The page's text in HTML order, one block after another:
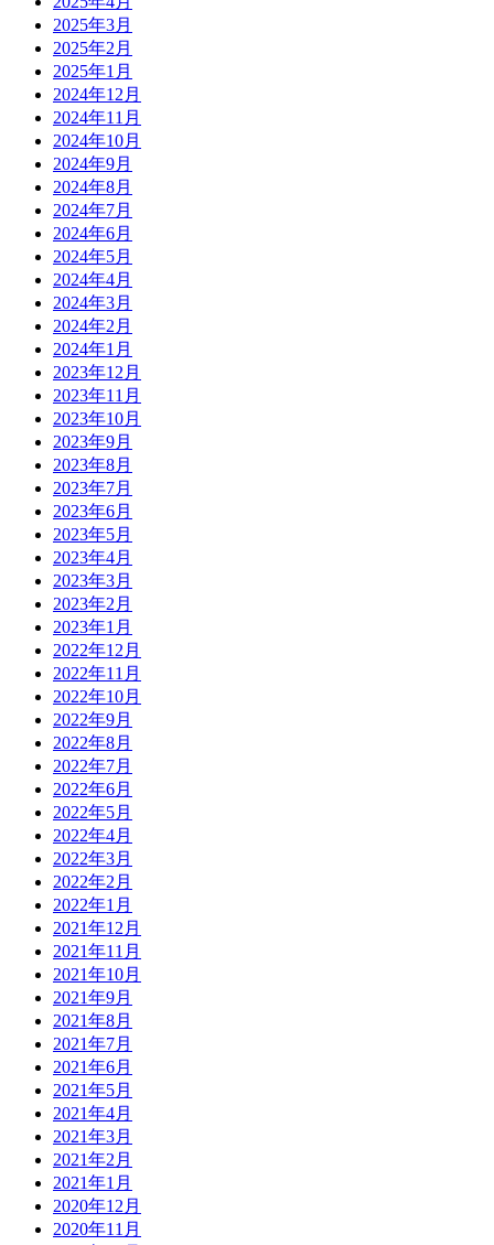
2025年3月
2025年2月
2025年1月
2024年12月
2024年11月
2024年10月
2024年9月
2024年8月
2024年7月
2024年6月
2024年5月
2024年4月
2024年3月
2024年2月
2024年1月
2023年12月
2023年11月
2023年10月
2023年9月
2023年8月
2023年7月
2023年6月
2023年5月
2023年4月
2023年3月
2023年2月
2023年1月
2022年12月
2022年11月
2022年10月
2022年9月
2022年8月
2022年7月
2022年6月
2022年5月
2022年4月
2022年3月
2022年2月
2022年1月
2021年12月
2021年11月
2021年10月
2021年9月
2021年8月
2021年7月
2021年6月
2021年5月
2021年4月
2021年3月
2021年2月
2021年1月
2020年12月
2020年11月